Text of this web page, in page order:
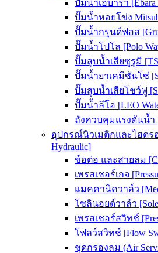
ปั๊มน้ำเอบาร่า [Ebara
ปั๊มน้ำหอยโข่ง
ปั๊มน้ำกรุนด์ฟอส
ปั๊มน้ำโปโล [Polo
ปั๊มสูบน้ำเสียซูรูมิ
ปั๊มน้ำยาเคมีซันโซ่
ปั๊มสูบน้ำเสียโชว์ฟู
ปั๊มน้ำลีโอ [LEO
ถังควบคุมแรงดันน้ำ
อุปกรณ์นิวเมติกและไฮดรอ
Hydraulic]
ข้อต่อ และสายลม
เพรสเชอร์เกจ
แมคคานิควาล์ว
โซลินอยด์วาล์ว
เพรสเชอร์สวิทช์
โฟลว์สวิทช์ [Flow
ชุดกรองลม (Air